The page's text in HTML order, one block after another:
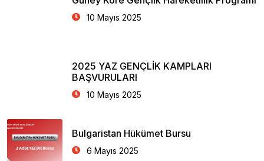
10 Mayıs 2025
2025 YAZ GENÇLİK KAMPLARI
BAŞVURULARI
10 Mayıs 2025
Bulgaristan Hükümet Bursu
6 Mayıs 2025